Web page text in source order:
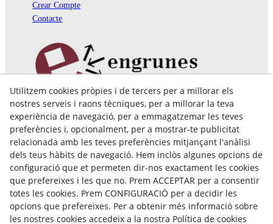
Crear Compte
Contacte
Pol. Ind. Coll de Montcada
Cr. Roca Plana, 14-16
08110 Montcada i Reixac (Barcelona)
935 829 999
engrunes@engrunes.org
Utilitzem cookies pròpies i de tercers per a millorar els
nostres serveis i raons tècniques, per a millorar la teva
experiència de navegació, per a emmagatzemar les teves
preferències i, opcionalment, per a mostrar-te publicitat
relacionada amb les teves preferències mitjançant l'anàlisi
dels teus hàbits de navegació. Hem inclòs algunes opcions de
configuració que et permeten dir-nos exactament les cookies
que prefereixes i les que no. Prem ACCEPTAR per a consentir
totes les cookies. Prem CONFIGURACIÓ per a decidir les
opcions que prefereixes. Per a obtenir més informació sobre
les nostres cookies accedeix a la nostra Política de cookies